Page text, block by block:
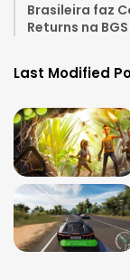
Brasileira faz
Returns na
Last Modified